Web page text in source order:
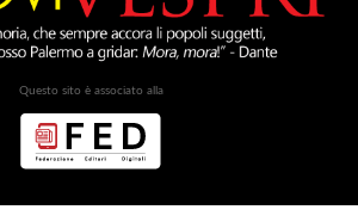
Questo sito è associato alla